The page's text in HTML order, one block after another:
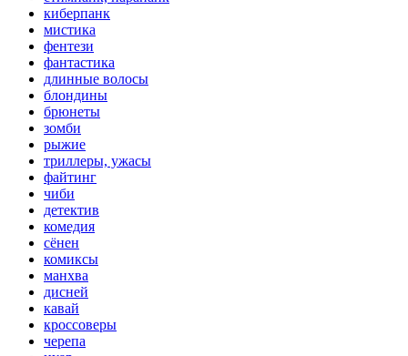
киберпанк
мистика
фентези
фантастика
длинные волосы
блондины
брюнеты
зомби
рыжие
триллеры, ужасы
файтинг
чиби
детектив
комедия
сёнен
комиксы
манхва
дисней
кавай
кроссоверы
черепа